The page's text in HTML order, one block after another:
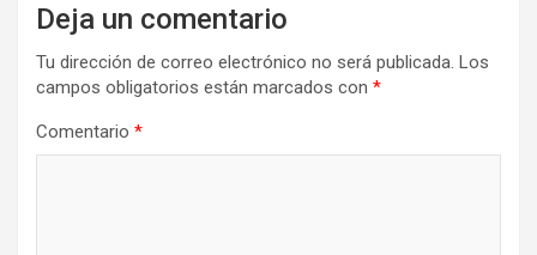
Deja un comentario
Tu dirección de correo electrónico no será publicada. Los
campos obligatorios están marcados con *
Comentario *